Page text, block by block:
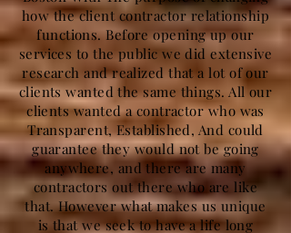
how the client contractor relationship
functions. Before opening up our
services to the public we did extensive
research and realized that a lot of our
clients wanted the same things. All our
clients wanted a contractor who was
Transparent, Established, And could
guarantee they would not be going
anywhere, and there are many
contractors out there who are like
that. However what makes us unique
is that we seek to have a life long